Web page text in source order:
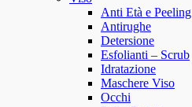
Anti Età e Peeling
Antirughe
Detersione
Esfolianti – Scrub
Idratazione
Maschere Viso
Occhi